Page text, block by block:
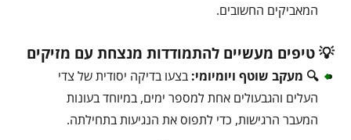
המאביקים החשובים.
💡 טיפים מעשיים להתמודדות מנצחת עם מזיקים
🔍 מעקב שוטף ויומיומי: בצעו בדיקה יסודית של צדי
העלים והגבעולים אחת למספר ימים, במיוחד בעונות
המעבר הרגישות, כדי לתפוס את הנגיעות בתחילתה.